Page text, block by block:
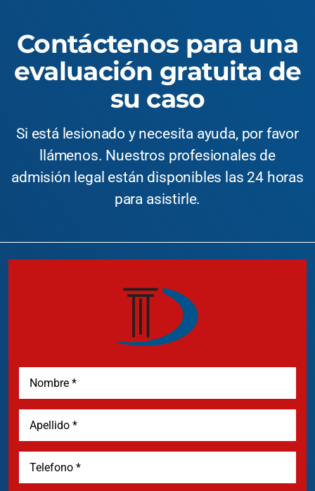
Contáctenos para una
evaluación gratuita de
su caso
Si está lesionado y necesita ayuda, por favor
llámenos. Nuestros profesionales de
admisión legal están disponibles las 24 horas
para asistirle.